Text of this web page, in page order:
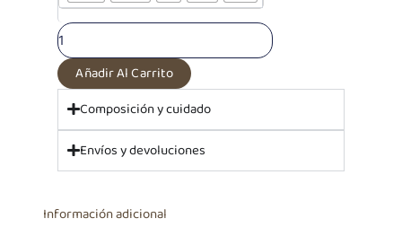
puño
estampados
bebé
Summy
Jump|
Algodón
Pima
cantidad
Añadir Al Carrito
Composición y cuidado
Envíos y devoluciones
Información adicional